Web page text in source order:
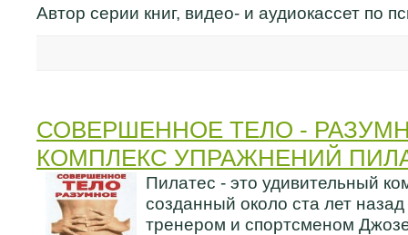
Автор серии книг, видео- и аудиокассет по
СОВЕРШЕННОЕ ТЕЛО -
КОМПЛЕКС УПРАЖНЕНИЙ
Пилатес - это удивительный
созданный около ста лет
тренером и спортсменом